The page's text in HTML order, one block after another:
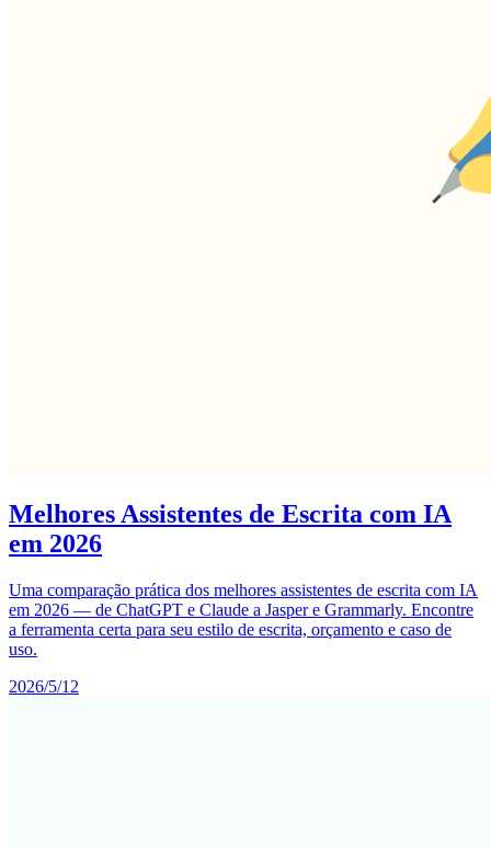
Melhores Assistentes de Escrita com IA
em 2026
Uma comparação prática dos melhores assistentes de escrita com IA
em 2026 — de ChatGPT e Claude a Jasper e Grammarly. Encontre
a ferramenta certa para seu estilo de escrita, orçamento e caso de
uso.
2026/5/12